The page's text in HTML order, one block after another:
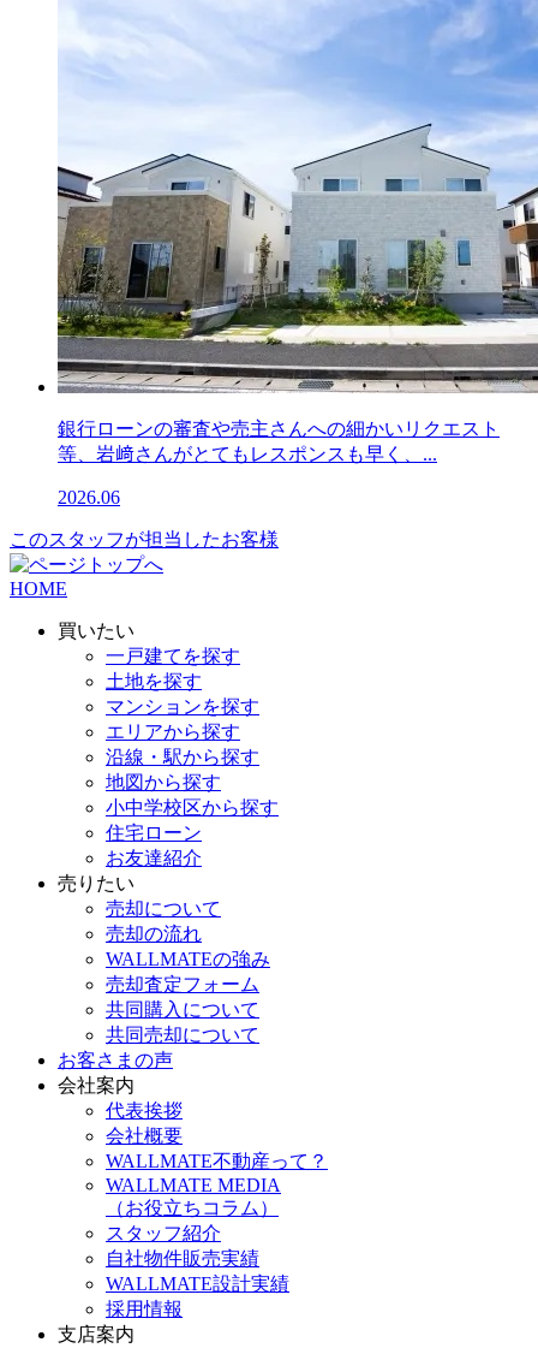
銀行ローンの審査や売主さんへの細かいリクエスト
等、岩﨑さんがとてもレスポンスも早く、...
2026.06
このスタッフが担当したお客様
HOME
買いたい
一戸建てを探す
土地を探す
マンションを探す
エリアから探す
沿線・駅から探す
地図から探す
小中学校区から探す
住宅ローン
お友達紹介
売りたい
売却について
売却の流れ
WALLMATEの強み
売却査定フォーム
共同購入について
共同売却について
お客さまの声
会社案内
代表挨拶
会社概要
WALLMATE不動産って？
WALLMATE MEDIA
（お役立ちコラム）
スタッフ紹介
自社物件販売実績
WALLMATE設計実績
採用情報
支店案内